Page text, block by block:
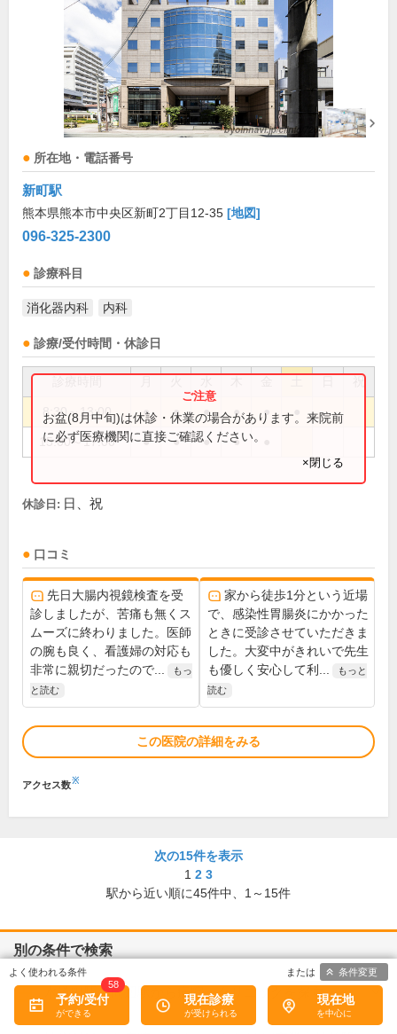
所在地・電話番号
新町駅
熊本県熊本市中央区新町2丁目12-35 [地図]
096-325-2300
診療科目
消化器内科 内科
診療/受付時間・休診日
祝
8:30～13:00 ● ● ● ● ●
15:00～17:00 ● ● ● ●
お盆(8月中旬)は休診・休業の場合があります。来院前
に必ず医療機関に直接ご確認ください。
×閉じる
休診日: 日、祝
口コミ
先日大腸内視鏡検査を受
診しましたが、苦痛も無くス
ムーズに終わりました。医師
の腕も良く、看護婦の対応も
非常に親切だったので...
もっ
と読む
家から徒歩1分という近場
で、感染性胃腸炎にかかった
ときに受診させていただきま
した。大変中がきれいで先生
も優しく安心して利...
もっと
読む
この医院の詳細をみる
アクセス数※
次の15件を表示
1 2 3
駅から近い順に45件中、 1～15件
別の条件で検索
水道町駅の周辺駅から病院・クリニックを探す
予約/受付
58
現在診療 現在地
条件変更